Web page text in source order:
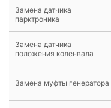
Замена датчика
парктроника
Замена датчика
положения коленвала
Замена муфты генератора